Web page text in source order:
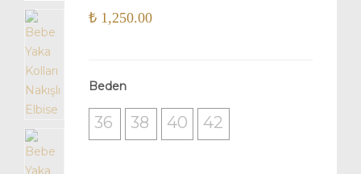
₺ 1,250.00
Beden
36 38 40 42